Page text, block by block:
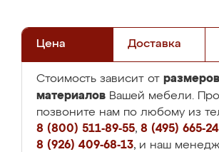
Цена Доставка
Стоимость зависит от
материалов Вашей мебели.
позвоните нам по любому из
8 (800) 511-89-55, 8 (495) 665-
8 (926) 409-68-13, и наш